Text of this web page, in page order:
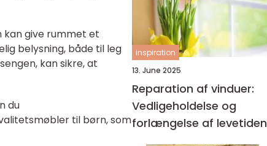
give rummet et
belysning, både til leg
kan sikre, at
du
til børn, som
inspiration
13. June 2025
Reparation af vinduer:
Vedligeholdelse og
forlængelse af levetiden